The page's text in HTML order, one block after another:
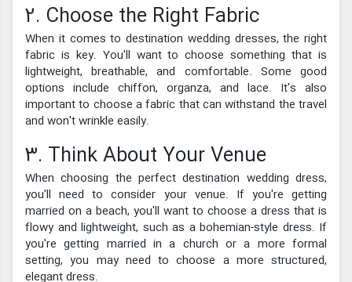
2. Choose the Right Fabric
When it comes to destination wedding dresses, the right
fabric is key. You'll want to choose something that is
lightweight, breathable, and comfortable. Some good
options include chiffon, organza, and lace. It's also
important to choose a fabric that can withstand the travel
and won't wrinkle easily.
3. Think About Your Venue
When choosing the perfect destination wedding dress,
you'll need to consider your venue. If you're getting
married on a beach, you'll want to choose a dress that is
flowy and lightweight, such as a bohemian-style dress. If
you're getting married in a church or a more formal
setting, you may need to choose a more structured,
elegant dress.